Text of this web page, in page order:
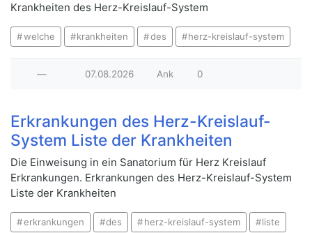
Krankheiten des Herz-Kreislauf-System
welche krankheiten des herz-kreislauf-system
— 07.08.2026 Ank 0
Erkrankungen des Herz-Kreislauf-
System Liste der Krankheiten
Die Einweisung in ein Sanatorium für Herz Kreislauf
Erkrankungen. Erkrankungen des Herz-Kreislauf-System
Liste der Krankheiten
erkrankungen des herz-kreislauf-system liste